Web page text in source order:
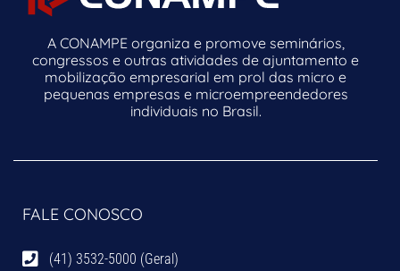
A CONAMPE organiza e promove seminários,
congressos e outras atividades de ajuntamento e
mobilização empresarial em prol das micro e
pequenas empresas e microempreendedores
individuais no Brasil.
FALE CONOSCO
(41) 3532-5000 (Geral)